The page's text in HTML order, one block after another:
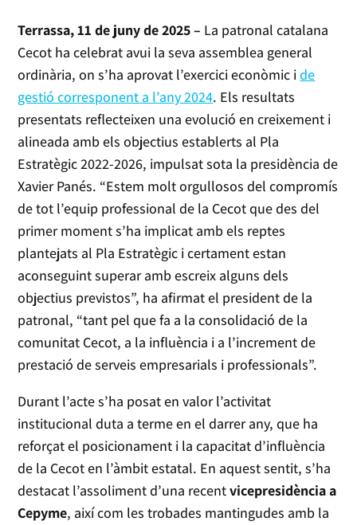
Terrassa, 11 de juny de 2025 – La patronal catalana
Cecot ha celebrat avui la seva assemblea general
ordinària, on s’ha aprovat l’exercici econòmic ide
gestió corresponent a l’any 2024. Els resultats
presentats reflecteixen una evolució en creixement i
alineada amb els objectius establerts al Pla
Estratègic 2022-2026, impulsat sota la presidència de
Xavier Panés. “Estem molt orgullosos del compromís
de tot l’equip professional de la Cecot que des del
primer moment s’ha implicat amb els reptes
plantejats al Pla Estratègic i certament estan
aconseguint superar amb escreix alguns dels
objectius previstos”, ha afirmat el president de la
patronal, “tant pel que fa a la consolidació de la
comunitat Cecot, a la influència i a l’increment de
prestació de serveis empresarials i professionals”.
Durant l’acte s’ha posat en valor l’activitat
institucional duta a terme en el darrer any, que ha
reforçat el posicionament i la capacitat d’influència
de la Cecot en l’àmbit estatal. En aquest sentit, s’ha
destacat l’assoliment d’una recentvicepresidència a
Cepyme, així com les trobades mantingudes amb la